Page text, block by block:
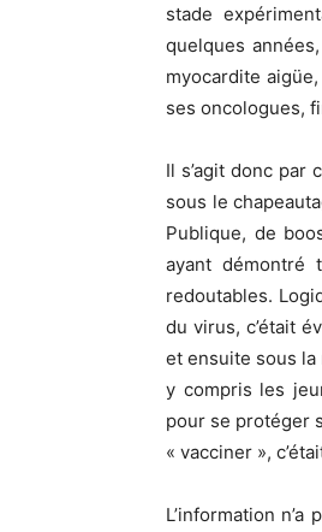
stade
quelques
myocardite
ses oncologues,
Il s’agit donc par
sous le
Publique, de
ayant démontré
redoutables.
du virus, c’était
et ensuite sous
y compris les
pour se protéger
« vacciner »,
L’information